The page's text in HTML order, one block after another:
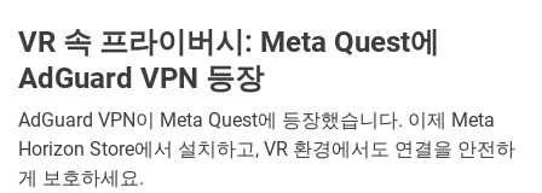
VR 속 프라이버시: Meta Quest에
AdGuard VPN 등장
AdGuard VPN이 Meta Quest에 등장했습니다. 이제 Meta
Horizon Store에서 설치하고, VR 환경에서도 연결을 안전하
게 보호하세요.